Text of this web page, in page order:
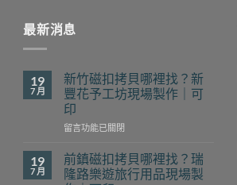
最新消息
19
7 月
新竹磁扣拷貝哪裡找？新
豐花予工坊現場製作｜可
印
在
竹
磁
扣
留言功能已關閉
19
7 月
前鎮磁扣拷貝哪裡找？瑞
隆路樂遊旅行用品現場製